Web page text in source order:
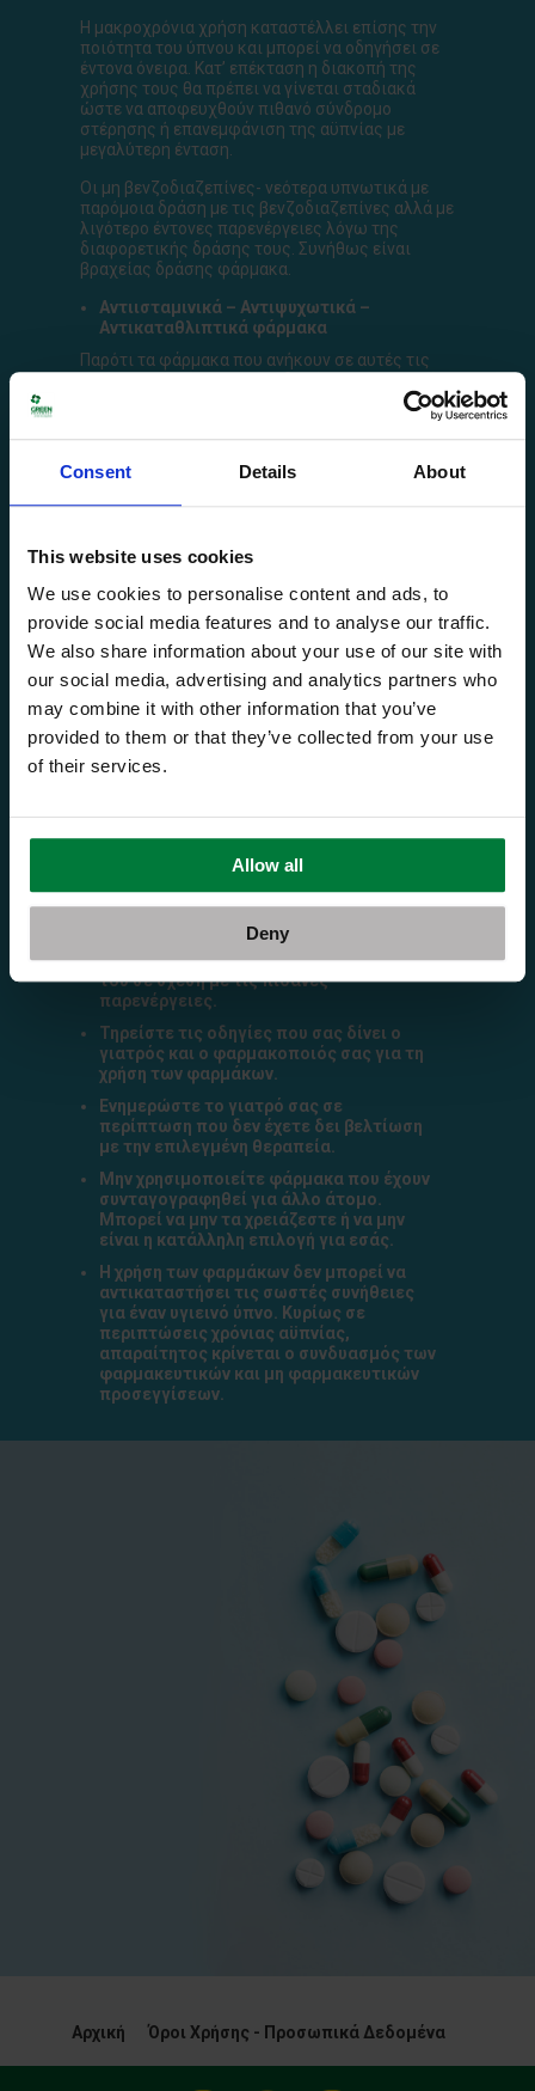
Consent Details About
This website uses cookies
We use cookies to personalise content and ads, to
provide social media features and to analyse our traffic.
We also share information about your use of our site with
our social media, advertising and analytics partners who
may combine it with other information that you’ve
provided to them or that they’ve collected from your use
of their services.
Allow all
Deny
Η μακροχρόνια χρήση καταστέλλει επίσης την
ποιότητα του ύπνου και μπορεί να οδηγήσει σε
έντονα όνειρα. Κατ’ επέκταση η διακοπή της
χρήσης τους θα πρέπει να γίνεται σταδιακά
ώστε να αποφευχθούν πιθανό σύνδρομο
στέρησης ή επανεμφάνιση της αϋπνίας με
μεγαλύτερη ένταση.
Οι μη βενζοδιαζεπίνες- νεότερα υπνωτικά με
παρόμοια δράση με τις βενζοδιαζεπίνες αλλά με
λιγότερο έντονες παρενέργειες λόγω της
διαφορετικής δράσης τους. Συνήθως είναι
βραχείας δράσης φάρμακα.
Αντιισταμινικά – Αντιψυχωτικά –
Αντικαταθλιπτικά φάρμακα
Παρότι τα φάρμακα που ανήκουν σε αυτές τις
διευκόλυνση του ύπνου δεδομένου ότι έχουν ως
συχνή παρενέργεια την υπνηλία.
περίπτωση υπάρχουν παρενέργειες ανάλογα
ημέρας να είναι κοινή και για τις τρεις
κατηγορίες φαρμάκων.
Επίσης, τα αντικαταθλιπτικά και αντιψυχωτικά
φάρμακα τείνουν να είναι πιο αποτελεσματικά
αν το άτομο έχει διαγνωσθεί με κάποια σχετική
ψυχοσωματική διαταραχή (καθώς η θεραπεία
θα στοχεύει στην αιτία του προβλήματος).
Ο γιατρός θα καθορίσει το φάρμακο
επιλογής, τη δοσολογία, τη συχνότητα
και τη διάρκεια της αγωγής ανάλογα με
αιτία της αϋπνίας. Κατά την επιλογή του
ζυγίσει τα υπέρ και τα κατά του
φαρμάκου, δηλαδή την ευεργετικότητά
του σε σχέση με τις πιθανές
παρενέργειες.
Τηρείστε τις οδηγίες που σας δίνει ο
γιατρός και ο φαρμακοποιός σας για τη
χρήση των φαρμάκων.
Ενημερώστε το γιατρό σας σε
περίπτωση που δεν έχετε δει βελτίωση
με την επιλεγμένη θεραπεία.
Μην χρησιμοποιείτε φάρμακα που έχουν
συνταγογραφηθεί για άλλο άτομο.
Μπορεί να μην τα χρειάζεστε ή να μην
είναι η κατάλληλη επιλογή για εσάς.
Η χρήση των φαρμάκων δεν μπορεί να
αντικαταστήσει τις σωστές συνήθειες
για έναν υγιεινό ύπνο. Κυρίως σε
περιπτώσεις χρόνιας αϋπνίας,
απαραίτητος κρίνεται ο συνδυασμός των
φαρμακευτικών και μη φαρμακευτικών
προσεγγίσεων.
Αρχική Όροι Χρήσης - Προσωπικά Δεδομένα